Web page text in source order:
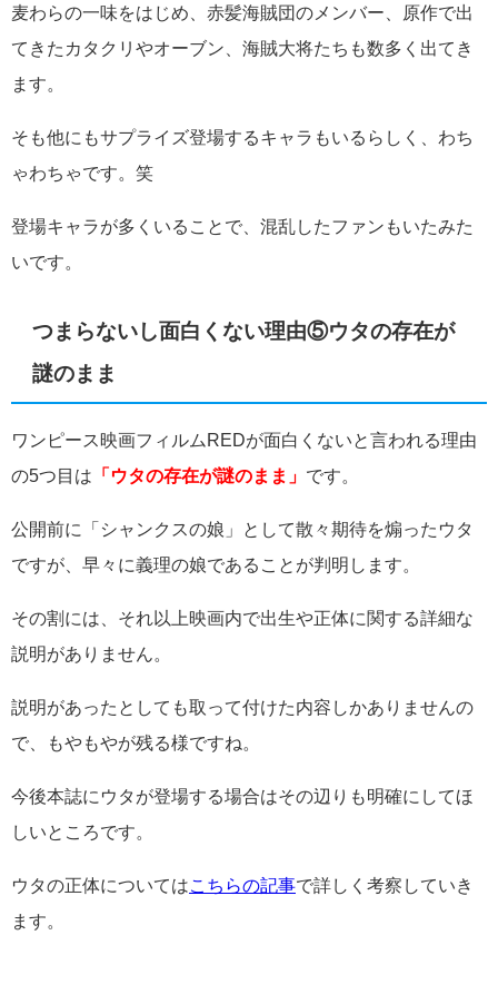
麦わらの一味をはじめ、赤髪海賊団のメンバー、原作で出
てきたカタクリやオーブン、海賊大将たちも数多く出てき
ます。
そも他にもサプライズ登場するキャラもいるらしく、わち
ゃわちゃです。笑
登場キャラが多くいることで、混乱したファンもいたみた
いです。
つまらないし面白くない理由⑤ウタの存在が
謎のまま
ワンピース映画フィルムREDが面白くないと言われる理由
の5つ目は 「ウタの存在が謎のまま」 です。
公開前に「シャンクスの娘」として散々期待を煽ったウタ
ですが、早々に義理の娘であることが判明します。
その割には、それ以上映画内で出生や正体に関する詳細な
説明がありません。
説明があったとしても取って付けた内容しかありませんの
で、もやもやが残る様ですね。
今後本誌にウタが登場する場合はその辺りも明確にしてほ
しいところです。
ウタの正体については こちらの記事で詳しく考察していき
ます。